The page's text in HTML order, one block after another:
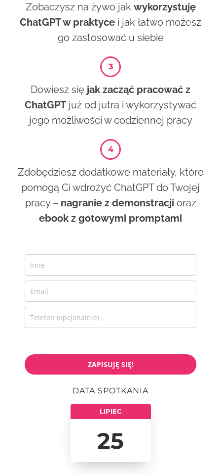
Zobaczysz na żywo jak wykorzystuję
ChatGPT w praktyce i jak łatwo możesz
go zastosować u siebie
Dowiesz się jak zacząć pracować z
ChatGPT już od jutra i wykorzystywać
jego możliwości w codziennej pracy
Zdobędziesz dodatkowe materiały, które
pomogą Ci wdrożyć ChatGPT do Twojej
pracy – nagranie z demonstracji oraz
ebook z gotowymi promptami
ZAPISUJĘ SIĘ!
DATA SPOTKANIA
LIPIEC
25